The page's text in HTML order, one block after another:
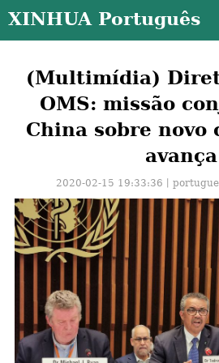
XINHUA Português
(Multimídia)
OMS: missão
China sobre novo
avança
2020-02-15 19:33:36丨